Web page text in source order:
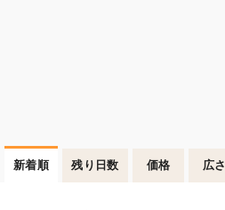
新着順 残り日数 価格 広さ